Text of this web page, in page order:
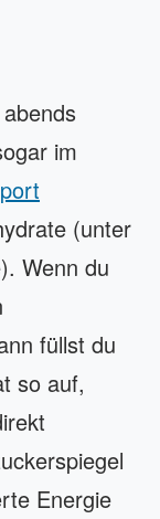
im
(unter
Wenn du
füllst du
so auf,
Energie